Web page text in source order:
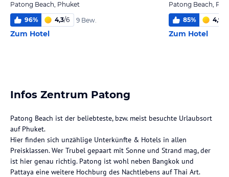
Patong Beach, Phuket
96% 4,3/6 9 Bew.
Zum Hotel
Patong Beach,
85% 4,9
Zum Hotel
Infos Zentrum Patong
Patong Beach ist der beliebteste, bzw. meist besuchte Urlaubsort
auf Phuket.
Hier finden sich unzählige Unterkünfte & Hotels in allen
Preisklassen. Wer Trubel gepaart mit Sonne und Strand mag, der
ist hier genau richtig. Patong ist wohl neben Bangkok und
Pattaya eine weitere Hochburg des Nachtlebens auf Thai Art.